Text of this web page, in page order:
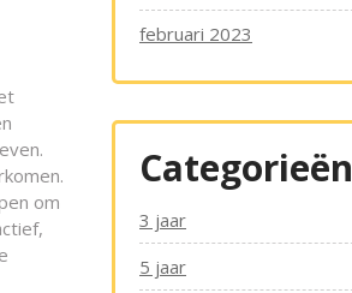
om
februari 2023
Categorieën
3 jaar
5 jaar